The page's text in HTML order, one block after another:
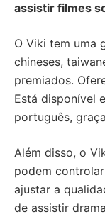
assistir filmes
O Viki tem uma
chineses,
premiados.
Está disponível
português,
Além disso, o
podem
ajustar a
de assistir